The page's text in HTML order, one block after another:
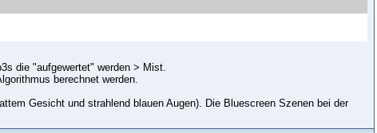
die "aufgewertet" werden > Mist.
berechnet werden.
Gesicht und strahlend blauen Augen). Die Bluescreen Szenen bei der